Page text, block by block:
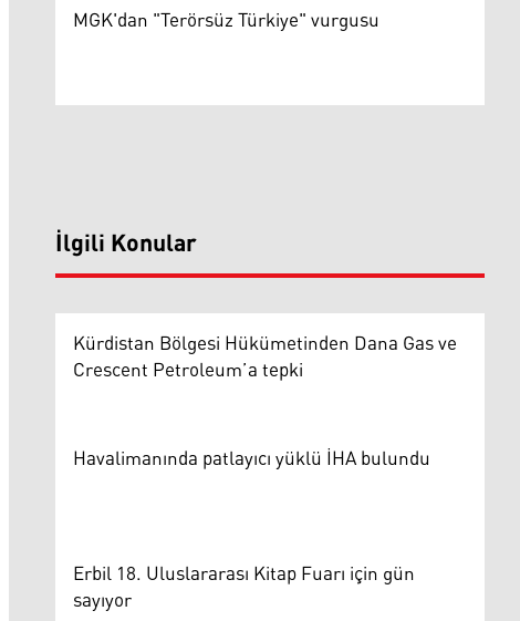
MGK'dan "Terörsüz Türkiye" vurgusu
İlgili Konular
Kürdistan Bölgesi Hükümetinden Dana Gas ve
Crescent Petroleum’a tepki
Havalimanında patlayıcı yüklü İHA bulundu
Erbil 18. Uluslararası Kitap Fuarı için gün
sayıyor